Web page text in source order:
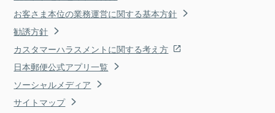
お客さま本位の業務運営に関する基本方針
勧誘方針
カスタマーハラスメントに関する考え方
日本郵便公式アプリ一覧
ソーシャルメディア
サイトマップ